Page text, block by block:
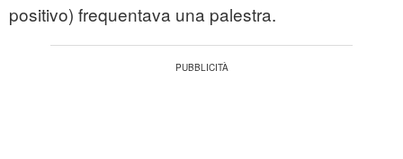
positivo) frequentava una palestra.